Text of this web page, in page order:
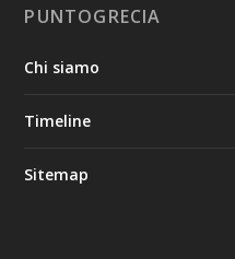
PUNTOGRECIA
Chi siamo
Timeline
Sitemap